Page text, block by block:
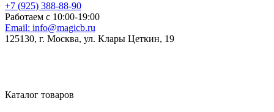
+7 (925) 388-88-90
Работаем с 10:00-19:00
Email: info@magicb.ru
125130, г. Москва, ул. Клары Цеткин, 19
Каталог товаров